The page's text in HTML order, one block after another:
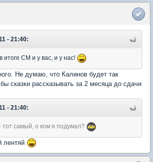
- 21:40:
итоге СМ и у вас, и у нас!
Не думаю, что Калинов будет так
сказки рассказывать за 2 месяца до сдачи
- 21:40:
тот самый, о ком я подумал?
лентяй